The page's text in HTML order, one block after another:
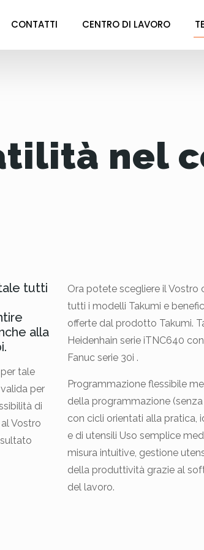
CONTATTI CENTRO DI LAVORO
nel
tutti
alla
tale
per
di
Vostro
Ora potete scegliere il
tutti i modelli Takumi e
offerte dal prodotto Takumi.
Heidenhain serie iTNC640
Fanuc serie 30i .
Programmazione flessibile
della programmazione
con cicli orientati alla pratica,
e di utensili Uso semplice
misura intuitive, gestione
della produttività grazie al
del lavoro.